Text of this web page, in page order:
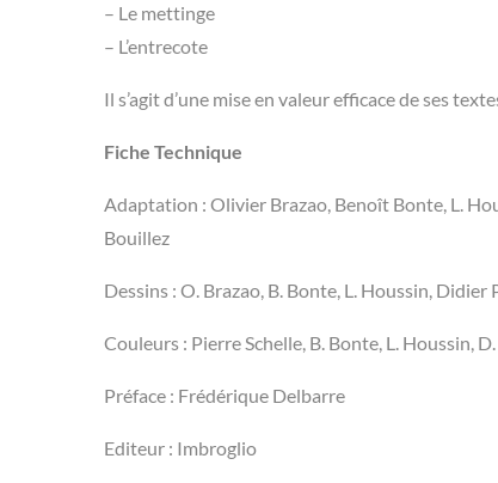
– Le mettinge
– L’entrecote
Il s’agit d’une mise en valeur efficace de ses
Fiche Technique
Adaptation : Olivier Brazao, Benoît Bonte, L.
Bouillez
Dessins : O. Brazao, B. Bonte, L. Houssin,
Couleurs : Pierre Schelle, B. Bonte, L. Houssin,
Préface : Frédérique Delbarre
Editeur : Imbroglio